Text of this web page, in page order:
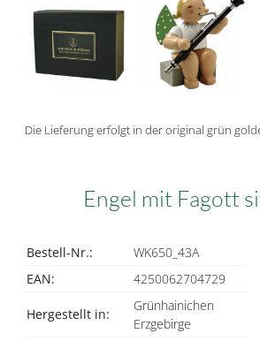
Die Lieferung erfolgt in der original grün
Engel mit Fagott
Bestell-Nr.:
WK650_43A
EAN:
4250062704729
Hergestellt in:
Grünhainichen
Erzgebirge